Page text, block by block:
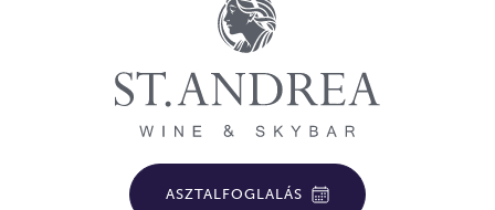
ASZTALFOGLALÁS